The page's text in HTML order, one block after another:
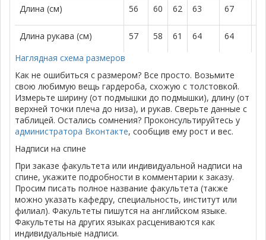
Длина (см) 56 60 62 63 67
Длина рукава (см) 57 58 61 64 64
Наглядная схема размеров
Как не ошибиться с размером? Все просто. Возьмите
свою любимую вещь гардероба, схожую с толстовкой.
Измерьте ширину (от подмышки до подмышки), длину (от
верхней точки плеча до низа), и рукав. Сверьте данные с
таблицей. Остались сомнения? Проконсультируйтесь у
администратора Вконтакте, сообщив ему рост и вес.
Надписи на спине
При заказе факультета или индивидуальной надписи на
спине, укажите подробности в комментарии к заказу.
Просим писать полное название факультета (также
можно указать кафедру, специальность, институт или
филиал). Факультеты пишутся на английском языке.
Факультеты на других языках расцениваются как
индивидуальные надписи.